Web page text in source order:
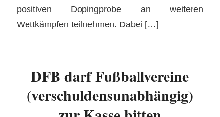
positiven Dopingprobe an weiteren
Wettkämpfen teilnehmen. Dabei […]
DFB darf Fußballvereine
(verschuldensunabhängig)